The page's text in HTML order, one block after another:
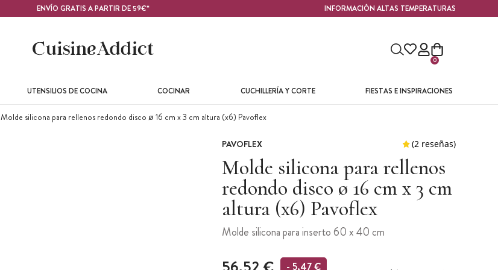
ENVÍO GRATIS A PARTIR DE 59€* INFORMACIÓN ALTAS TEMPERATURAS
0
UTENSILIOS DE COCINA COCINAR CUCHILLERÍA Y CORTE FIESTAS E INSPIRACIONES
Molde silicona para rellenos redondo disco ø 16 cm x 3 cm altura (x6) Pavoflex
PAVOFLEX
Molde silicona para rellenos
redondo disco ø 16 cm x 3 cm
altura (x6) Pavoflex
Molde silicona para inserto 60 x 40 cm
- 5,47 €